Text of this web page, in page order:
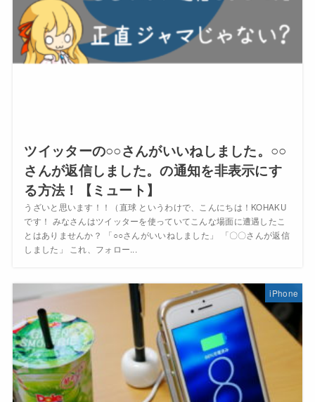
ツイッターの○○さんがいいねしました。○○
さんが返信しました。の通知を非表示にす
る方法！【ミュート】
うざいと思います！！（直球 というわけで、こんにちは！KOHAKU
です！ みなさんはツイッターを使っていてこんな場面に遭遇したこ
とはありませんか？ 「○○さんがいいねしました」 「〇〇さんが返信
しました」 これ、フォロー...
iPhone